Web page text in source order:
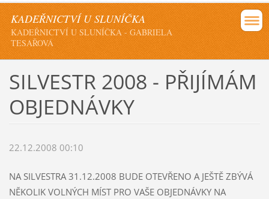
KADEŘNICTVÍ U SLUNÍČKA
KADEŘNICTVÍ U SLUNÍČKA - GABRIELA
TESAŘOVÁ
SILVESTR 2008 - PŘIJÍMÁM
OBJEDNÁVKY
22.12.2008 00:10
NA SILVESTRA 31.12.2008 BUDE OTEVŘENO A JEŠTĚ ZBÝVÁ
NĚKOLIK VOLNÝCH MÍST PRO VAŠE OBJEDNÁVKY NA